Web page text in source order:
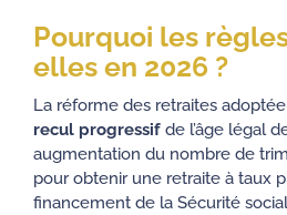
Pourquoi les
elles en 2026 ?
La réforme des retraites
recul progressif de l’âge légal
augmentation du nombre de
pour obtenir une retraite à taux
financement de la Sécurité